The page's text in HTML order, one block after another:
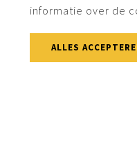
informatie over de
ALLES